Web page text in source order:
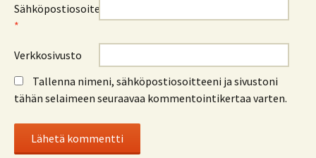
Sähköpostiosoite
*
Verkkosivusto
Tallenna nimeni, sähköpostiosoitteeni ja sivustoni
tähän selaimeen seuraavaa kommentointikertaa varten.